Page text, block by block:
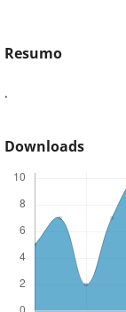
Resumo
.
Downloads